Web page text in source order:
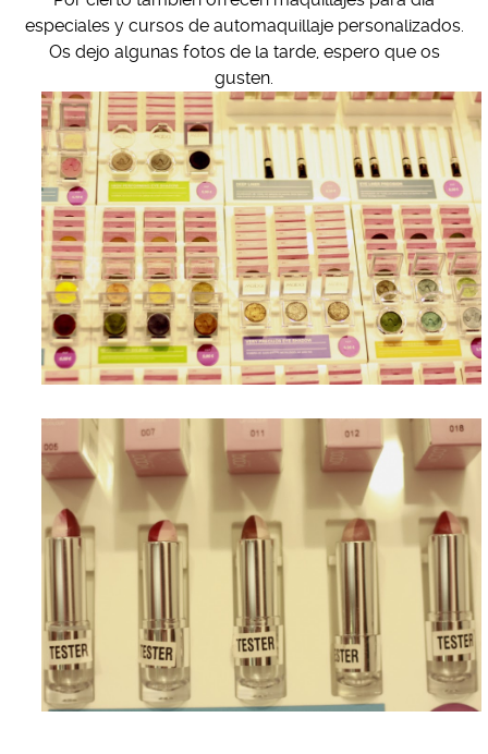
especiales y cursos de automaquillaje personalizados.
Os dejo algunas fotos de la tarde, espero que os
gusten.